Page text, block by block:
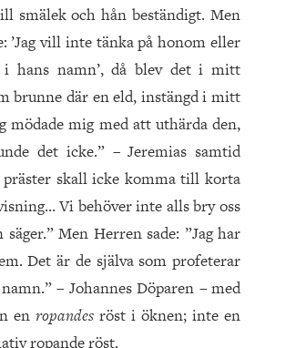
smälek och hån beständigt. Men
’Jag vill inte tänka på honom eller
i hans namn’, då blev det i mitt
brunne där en eld, instängd i mitt
mödade mig med att uthärda den,
det icke.” – Jeremias samtid
präster skall icke komma till korta
Vi behöver inte alls bry oss
Men Herren sade: ”Jag har
Det är de själva som profeterar
– Johannes Döparen – med
en ropandes röst i öknen; inte en
ropande röst.